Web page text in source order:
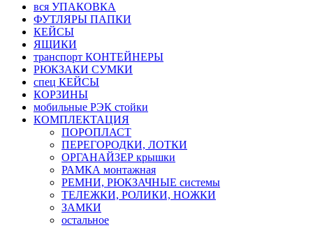
вся УПАКОВКА
ФУТЛЯРЫ ПАПКИ
КЕЙСЫ
ЯЩИКИ
транспорт КОНТЕЙНЕРЫ
РЮКЗАКИ СУМКИ
спец КЕЙСЫ
КОРЗИНЫ
мобильные РЭК стойки
КОМПЛЕКТАЦИЯ
ПОРОПЛАСТ
ПЕРЕГОРОДКИ, ЛОТКИ
ОРГАНАЙЗЕР крышки
РАМКА монтажная
РЕМНИ, РЮКЗАЧНЫЕ системы
ТЕЛЕЖКИ, РОЛИКИ, НОЖКИ
ЗАМКИ
остальное